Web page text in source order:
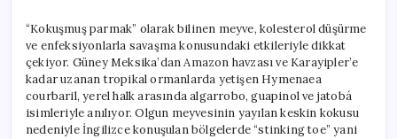
ve
Enfeksiyonlarla
Mücadele
Eden
Doğal
Şifa
Kaynağı
için
“Kokuşmuş parmak” olarak bilinen meyve, kolesterol düşürme
ve enfeksiyonlarla savaşma konusundaki etkileriyle dikkat
çekiyor. Güney Meksika’dan Amazon havzası ve Karayipler’e
kadar uzanan tropikal ormanlarda yetişen Hymenaea
courbaril, yerel halk arasında algarrobo, guapinol ve jatobá
isimleriyle anılıyor. Olgun meyvesinin yayılan keskin kokusu
nedeniyle İngilizce konuşulan bölgelerde “stinking toe” yani